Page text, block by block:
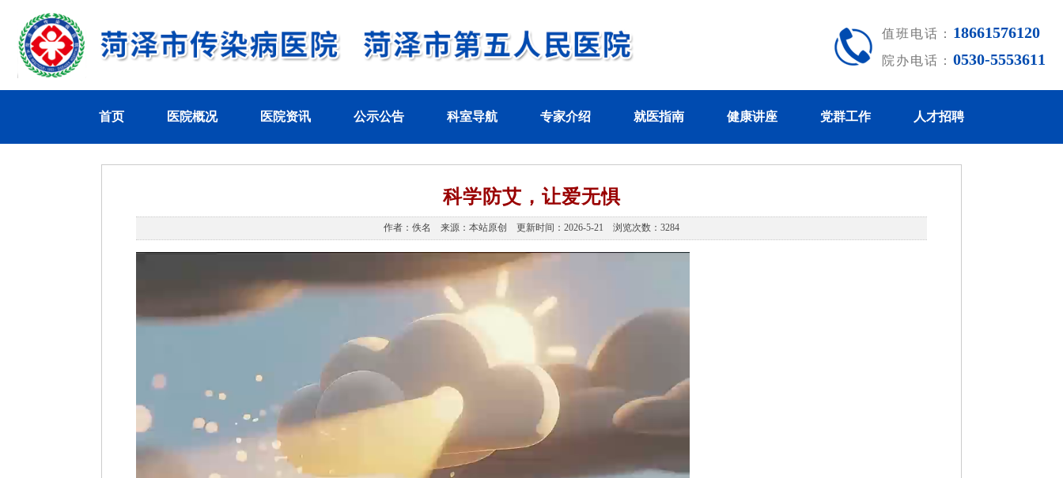
值班电话： 18661576120
院办电话： 0530-5553611
首页 医院概况 医院资讯 公示公告 科室导航 专家介绍 就医指南 健康讲座 党群工作 人才招聘
科学防艾，让爱无惧
作者：佚名 来源：本站原创 更新时间：2026-5-21 浏览次数：3284